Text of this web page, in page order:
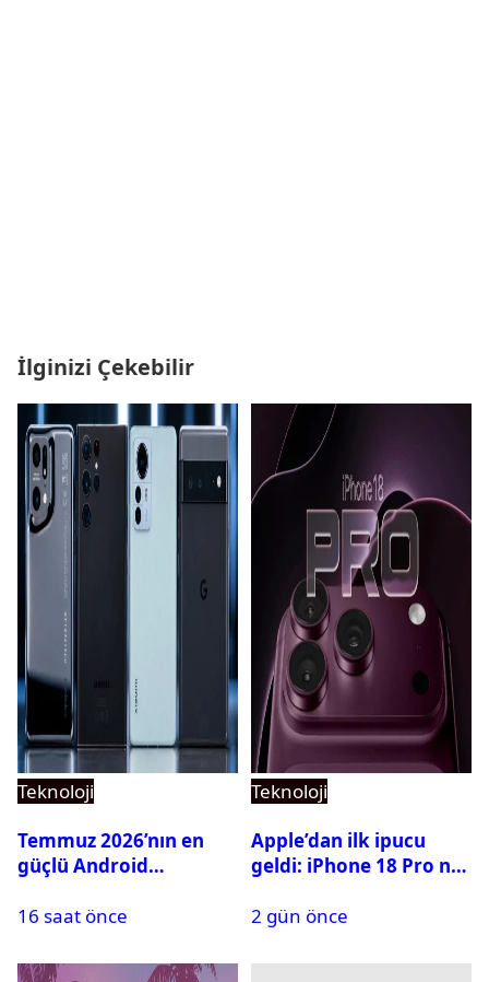
İlginizi Çekebilir
Teknoloji
Temmuz 2026’nın en
güçlü Android
16 saat önce
Teknoloji
Apple’dan ilk ipucu
geldi: iPhone 18 Pro ne
2 gün önce